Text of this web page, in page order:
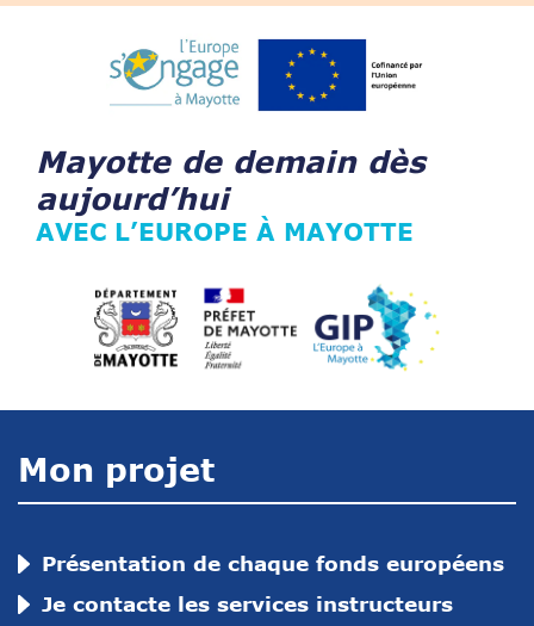
Mayotte de demain dès
aujourd’hui
AVEC L’EUROPE À MAYOTTE
Mon projet
Présentation de chaque fonds européens
Je contacte les services instructeurs